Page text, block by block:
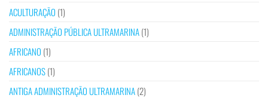
ACULTURAÇÃO (1)
ADMINISTRAÇÃO PÚBLICA ULTRAMARINA(1)
AFRICANO (1)
AFRICANOS(1)
ANTIGA ADMINISTRAÇÃO ULTRAMARINA(2)